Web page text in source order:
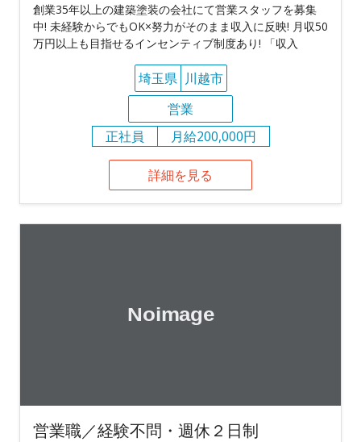
創業35年以上の建築塗装の会社にて営業スタッフを募集
中! 未経験からでもOK×努力がそのまま収入に反映! 月収50
万円以上も目指せるインセンティブ制度あり! 「収入
埼玉県 川越市
営業
正社員
月給200,000円
詳細を見る
営業職／経験不問・週休２日制